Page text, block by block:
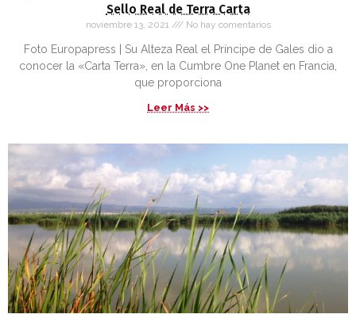
Sello Real de Terra Carta
noviembre 13, 2021 No hay comentarios
Foto Europapress | Su Alteza Real el Príncipe de Gales dio a
conocer la «Carta Terra», en la Cumbre One Planet en Francia,
que proporciona
Leer Más >>